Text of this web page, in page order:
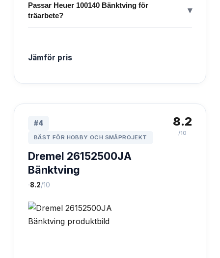
Passar Heuer 100140 Bänktving för
träarbete?
▾
Jämför pris
#4
BÄST FÖR HOBBY OCH SMÅPROJEKT
Dremel 26152500JA
Bänktving
·8.2/10
8.2
/10